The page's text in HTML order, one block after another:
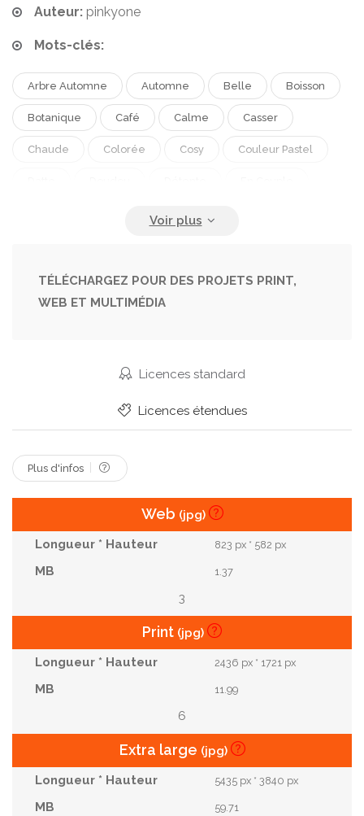
Auteur: pinkyone
Mots-clés:
Arbre Automne Automne Belle Boisson
Botanique Café Calme Casser
Chaude Colorée Cosy Couleur Pastel
Environnement
Pacifique Parc Pays Paysage
Pelouse Plein Air
Verdure Week-End
TÉLÉCHARGEZ POUR DES PROJETS PRINT,
WEB ET MULTIMÉDIA
Licences standard
Licences étendues
Plus d'infos
Web (jpg)
823 px * 582 px
1.37
3
Print (jpg)
2436 px * 1721 px
11.99
6
Extra large (jpg)
5435 px * 3840 px
59.71